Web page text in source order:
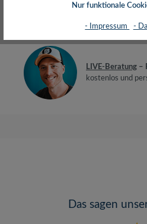
LIVE-Beratung –
kostenlos und
Das sagen
Nur funktionale
- Impressum -